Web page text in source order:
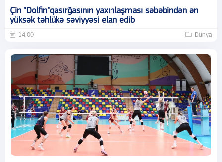
Çin "Dolfin"qasırğasının yaxınlaşması səbəbindən ən
yüksək təhlükə səviyyəsi elan edib
14:00 Dünya